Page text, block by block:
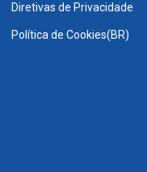
Diretivas de Privacidade
Política de Cookies(BR)